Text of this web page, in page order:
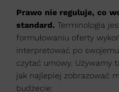
Prawo nie reguluje, co
standard. Terminologia
formułowaniu oferty
interpretować po
czytać umowy. Używamy
jak najlepiej zobrazować
budżecie: